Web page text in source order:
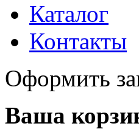
Каталог
Контакты
Оформить
Ваша